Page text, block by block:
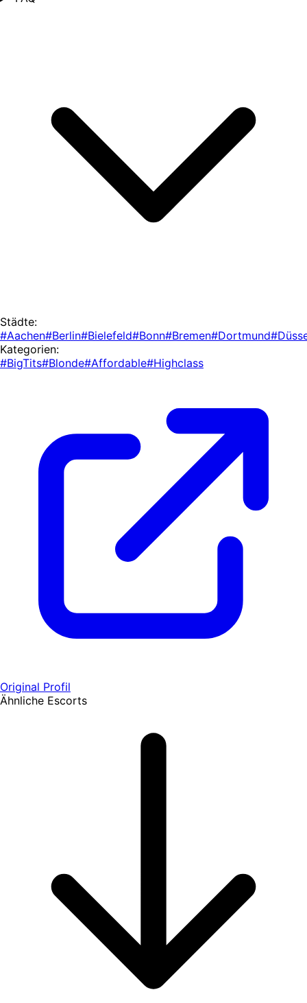
Städte:
#Aachen#Berlin#Bielefeld#Bonn#Bremen#Dortmund
Kategorien:
#BigTits#Blonde#Affordable#Highclass
Original Profil
Ähnliche Escorts